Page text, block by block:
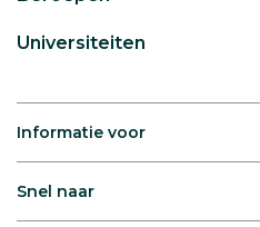
Universiteiten
Informatie voor
Snel naar